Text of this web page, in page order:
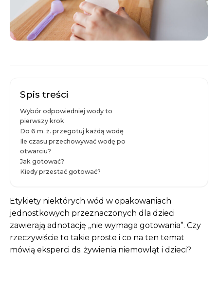
Spis treści
Wybór odpowiedniej wody to
pierwszy krok
Do 6 m. ż. przegotuj każdą wodę
Ile czasu przechowywać wodę po
otwarciu?
Jak gotować?
Kiedy przestać gotować?
Etykiety niektórych wód w opakowaniach
jednostkowych przeznaczonych dla dzieci
zawierają adnotację „nie wymaga gotowania”. Czy
rzeczywiście to takie proste i co na ten temat
mówią eksperci ds. żywienia niemowląt i dzieci?